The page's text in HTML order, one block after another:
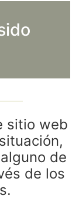
sitio web
de
de los